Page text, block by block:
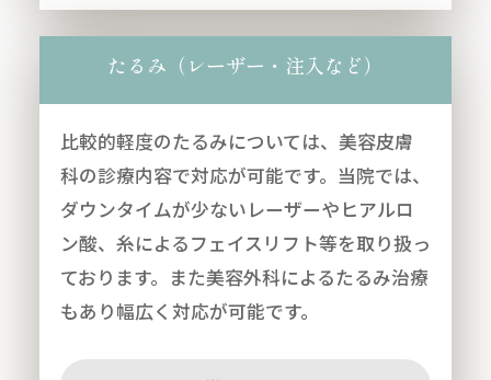
たるみ（レーザー・注入など）
比較的軽度のたるみについては、美容皮膚
科の診療内容で対応が可能です。当院では、
ダウンタイムが少ないレーザーやヒアルロ
ン酸、糸によるフェイスリフト等を取り扱っ
ております。また美容外科によるたるみ治療
もあり幅広く対応が可能です。